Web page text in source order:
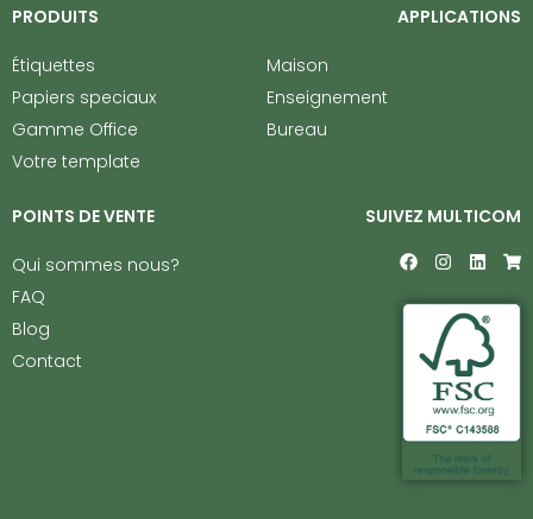
PRODUITS
Étiquettes
Papiers speciaux
Gamme Office
Votre template
APPLICATIONS
Maison
Enseignement
Bureau
POINTS DE VENTE
Qui sommes nous?
FAQ
Blog
Contact
SUIVEZ MULTICOM
F
a
e
I
n
t
a
g
r
a
m
L
i
k
e
d
i
n
S
h
p
a